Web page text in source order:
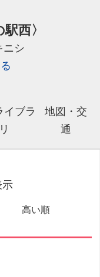
西〉
ニシ
イブラ
リ
地図・交
通
示
高い順